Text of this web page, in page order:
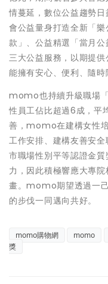
情蔓延，數位公益趨勢
會公益量身打造全新「
款」、公益精選「當月公
三大公益服務，以期提
能擁有安心、便利、隨時
momo也持續升級職場
性員工佔比超過6成，平
善，momo在建構女性
工作安排、建構友善安
市職場性別平等認證金
力，因此積極響應大專
畫。momo期望透過一
的步伐一同邁向共好。
momo購物網 momo
獎